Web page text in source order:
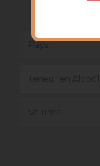
Pays